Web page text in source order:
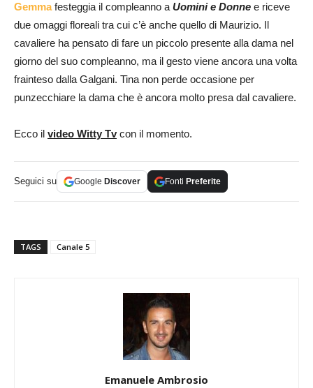
Gemmafesteggia il compleanno aUomini e Donne e riceve
due omaggi floreali tra cui c’è anche quello di Maurizio. Il
cavaliere ha pensato di fare un piccolo presente alla dama nel
giorno del suo compleanno, ma il gesto viene ancora una volta
frainteso dalla Galgani. Tina non perde occasione per
punzecchiare la dama che è ancora molto presa dal cavaliere.
Ecco il video Witty Tvcon il momento.
Seguici su Google Discover Fonti Preferite
TAGS Canale 5
Emanuele Ambrosio